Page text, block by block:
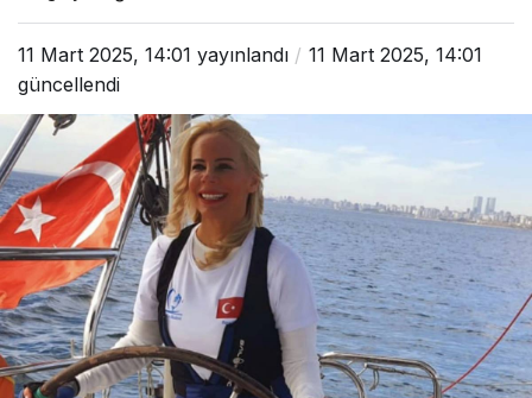
11 Mart 2025, 14:01 yayınlandı
11 Mart 2025, 14:01
güncellendi